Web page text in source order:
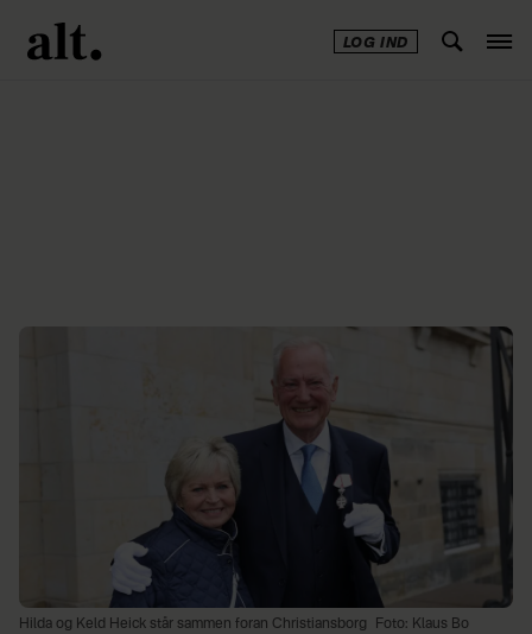
LOG IND
Hilda og Keld Heick står sammen foran Christiansborg
Foto: Klaus Bo